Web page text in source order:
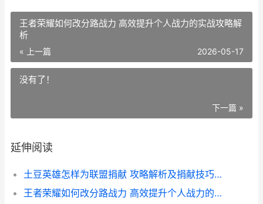
王者荣耀如何改分路战力 高效提升个人战力的实战攻略解
析
« 上一篇 2026-05-17
没有了！
下一篇 »
延伸阅读
土豆英雄怎样为联盟捐献 攻略解析及捐献技巧全揭秘
王者荣耀如何改分路战力 高效提升个人战力的实战攻略解析